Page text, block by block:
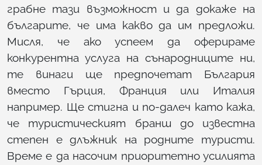
грабне тази възможност и да докаже на
българите, че има какво да им предложи.
Мисля, че ако успеем да оферираме
конкурентна услуга на сънародниците ни,
те винаги ще предпочетат България
вместо Гърция, Франция или Италия
например. Ще стигна и по-далеч като кажа,
че туристическият бранш до известна
степен е длъжник на родните туристи.
Време е да насочим приоритетно усилията